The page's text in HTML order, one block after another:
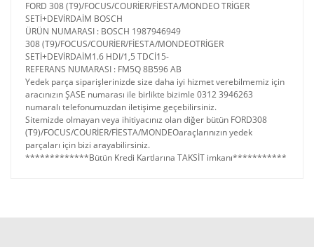
FORD 308 (T9)/FOCUS/COURİER/FİESTA/MONDEO TRİGER
SETİ+DEVİRDAİM BOSCH
ÜRÜN NUMARASI : BOSCH 1987946949
308 (T9)/FOCUS/COURİER/FİESTA/MONDEOTRİGER
SETİ+DEVİRDAİM1.6 HDI/1,5 TDCİ15-
REFERANS NUMARASI : FM5Q 8B596 AB
Yedek parça siparişlerinizde size daha iyi hizmet verebilmemiz için
aracınızın ŞASE numarası ile birlikte bizimle 0312 3946263
numaralı telefonumuzdan iletişime geçebilirsiniz.
Sitemizde olmayan veya ihitiyacınız olan diğer bütün FORD308
(T9)/FOCUS/COURİER/FİESTA/MONDEOaraçlarınızın yedek
parçaları için bizi arayabilirsiniz.
*************Bütün Kredi Kartlarına TAKSİT imkanı***********